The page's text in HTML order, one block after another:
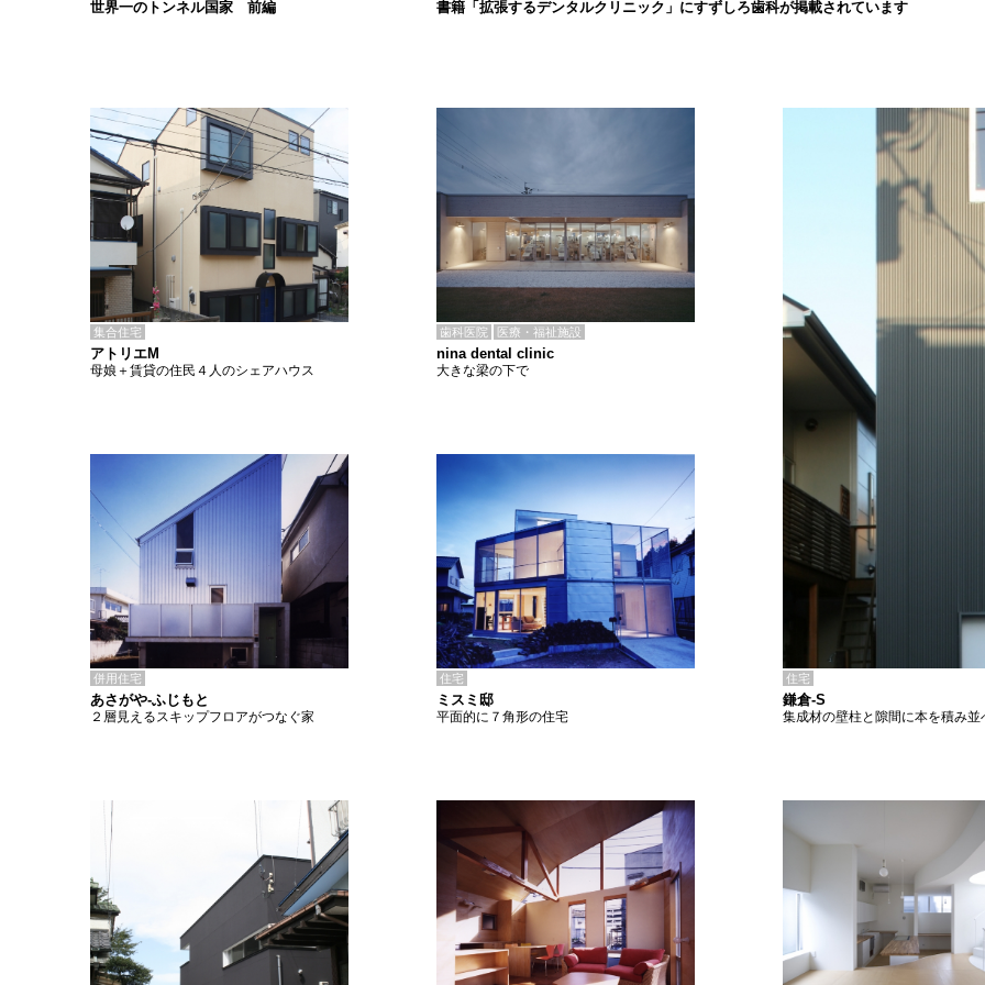
書籍「拡張するデンタルクリニック」にすずしろ歯科が掲載されています
世界一のトンネル国家 前編
集合住宅
アトリエM
母娘＋賃貸の住民４人のシェアハウス
歯科医院 医療・福祉施設
nina dental clinic
大きな梁の下で
併用住宅
あさがや-ふじもと
２層見えるスキップフロアがつなぐ家
住宅
ミスミ邸
平面的に７角形の住宅
住宅
鎌倉-S
集成材の壁柱と隙間に本を積み並